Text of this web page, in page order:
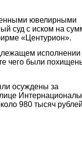
ювелирными
суд с иском на
«Центурион».
исполнении
чего были
осуждены за
980 тысяч